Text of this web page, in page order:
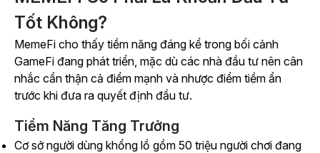
Tốt Không?
MemeFi cho thấy tiềm năng đáng kể trong bối cảnh
GameFi đang phát triển, mặc dù các nhà đầu tư nên cân
nhắc cẩn thận cả điểm mạnh và nhược điểm tiềm ẩn
trước khi đưa ra quyết định đầu tư.
Tiềm Năng Tăng Trưởng
Cơ sở người dùng khổng lồ gồm 50 triệu người chơi đang